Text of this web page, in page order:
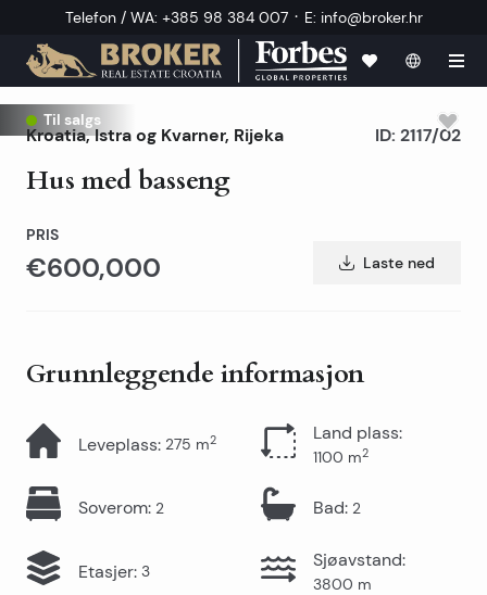
Telefon / WA: +385 98 384 007 · E: info@broker.hr
Til salgs
Kroatia,Istra og Kvarner, Rijeka
Hus med basseng
ID: 2117/02
PRIS
€600,000 Laste ned
Grunnleggende informasjon
Leveplass: 275 m2 Land plass:
1100 m2
Soverom: 2 Bad: 2
Etasjer: 3
Sjøavstand:
3800 m